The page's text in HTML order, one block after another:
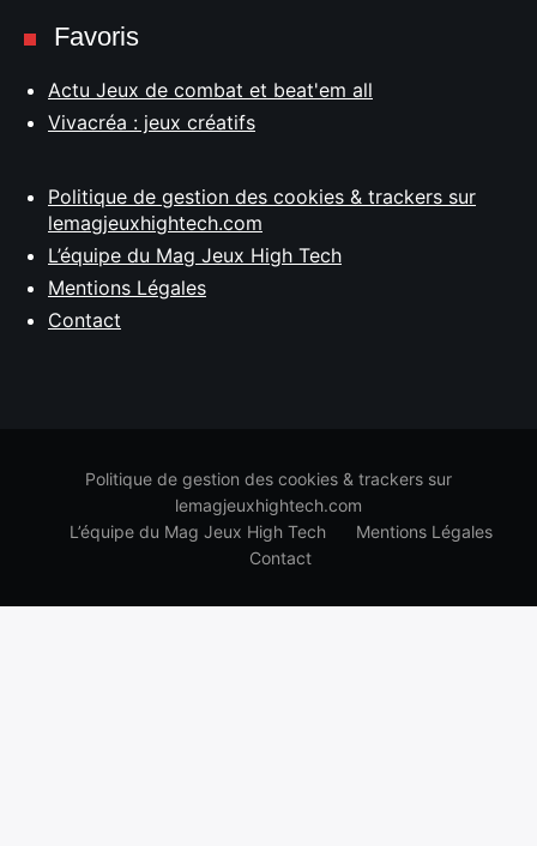
Favoris
Actu Jeux de combat et beat'em all
Vivacréa : jeux créatifs
Politique de gestion des cookies & trackers sur
lemagjeuxhightech.com
L’équipe du Mag Jeux High Tech
Mentions Légales
Contact
Politique de gestion des cookies & trackers sur
lemagjeuxhightech.com
L’équipe du Mag Jeux High Tech
Mentions Légales
Contact